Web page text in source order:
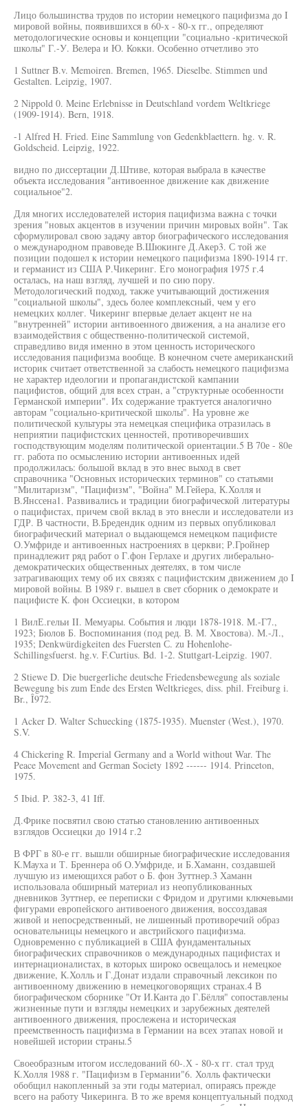
Лицо большинства трудов по истории немецкого пацифизма до I
мировой войны, появившихся в 60-х - 80-х гг., определяют
методологические основы и концепции "социально -критической
школы" Г.-У. Велера и Ю. Кокки. Особенно отчетливо это
1 Suttner B.v. Memoiren. Bremen, 1965. Dieselbe. Stimmen und
Gestalten. Leipzig, 1907.
2 Nippold 0. Meine Erlebnisse in Deutschland vordem Weltkriege
(1909-1914). Bern, 1918.
-1 Alfred H. Fried. Eine Sammlung von Gedenkblaettern. hg. v. R.
Goldscheid. Leipzig, 1922.
видно по диссертации Д.Штиве, которая выбрала в качестве
объекта исследования "антивоенное движение как движение
социальное"2.
Для многих исследователей история пацифизма важна с точки
зрения "новых акцентов в изучении причин мировых войн". Так
сформулировал свою задачу автор биографического исследования
о международном правоведе В.Шюкинге Д.Акер3. С той же
позиции подошел к истории немецкого пацифизма 1890-1914 гг.
и германист из США Р.Чикеринг. Его монография 1975 г.4
осталась, на наш взгляд, лучшей и по сию пору.
Методологический подход, также учитывающий достижения
"социальной школы", здесь более комплексный, чем у его
немецких коллег. Чикеринг впервые делает акцент не на
"внутренней" истории антивоенного движения, а на анализе его
взаимодействия с общественно-политической системой,
справедливо видя именно в этом ценность исторического
исследования пацифизма вообще. В конечном счете американский
историк считает ответственной за слабость немецкого пацифизма
не характер идеологии и пропагандистской кампании
пацифистов, общий для всех стран, а "структурные особенности
Германской империи". Их содержание трактуется аналогично
авторам "социально-критической школы". На уровне же
политической культуры эта немецкая специфика отразилась в
неприятии пацифистских ценностей, противоречивших
господствующим моделям политической ориентации.5 В 70е - 80е
гг. работа по осмыслению истории антивоенных идей
продолжилась: большой вклад в это внес выход в свет
справочника "Основных исторических терминов" со статьями
"Милитаризм", "Пацифизм", "Война" М.Гейера, К.Холля и
В.Янссена1. Развивались и традиции биографической литературы
о пацифистах, причем свой вклад в это внесли и исследователи из
ГДР. В частности, В.Бредендик одним из первых опубликовал
биографический материал о выдающемся немецком пацифисте
О.Умфриде и антивоенных настроениях в церкви; Р.Гройнер
принадлежит ряд работ о Г.фон Герлахе и других либерально-
демократических общественных деятелях, в том числе
затрагивающих тему об их связях с пацифистским движением до I
мировой войны. В 1989 г. вышел в свет сборник о демократе и
пацифисте К. фон Оссиецки, в котором
1 ВилЕ.гельи II. Мемуары. События и люди 1878-1918. М.-Г7.,
1923; Бюлов Б. Воспоминания (под ред. В. М. Хвостова). М.-Л.,
1935; Denkwürdigkeiten des Fuersten С. zu Hohenlohe-
Schillingsfuerst. hg.v. F.Curtius. Bd. 1-2. Stuttgart-Leipzig. 1907.
2 Stiewe D. Die buergerliche deutsche Friedensbewegung als soziale
Bewegung bis zum Ende des Ersten Weltkrieges, diss. phil. Freiburg i.
Br., Î972.
1 Acker D. Walter Schuecking (1875-1935). Muenster (West.), 1970.
S.V.
4 Chickering R. Imperial Germany and a World without War. The
Peace Movement and German Society 1892 ------ 1914. Princeton,
1975.
5 Ibid. P. 382-3, 41 Iff.
Д.Фрике посвятил свою статью становлению антивоенных
взглядов Оссиецки до 1914 г.2
В ФРГ в 80-е гг. вышли обширные биографические исследования
К.Мауха и Т. Бреннера об О.Умфриде, и Б.Хаманн, создавшей
лучшую из имеющихся работ о Б. фон Зуттнер.3 Хаманн
использовала обширный материал из неопубликованных
дневников Зуттнер, ее переписки с Фридом и другими ключевыми
фигурами европейского антивоеного движения, воссоздавая
живой и непосредственный, не лишенный противоречий образ
основательницы немецкого и австрийского пацифизма.
Одновременно с публикацией в США фундаментальных
биографических справочников о международных пацифистах и
интернационалистах, в которых широко освещалось и немецкое
движение, К.Холль и Г.Донат издали справочный лексикон по
антивоенному движению в немецкоговорящих странах.4 В
биографическом сборнике "От И.Канта до Г.Бёлля" сопоставлены
жизненные пути и взгляды немецких и зарубежных деятелей
антивоенного движения, прослежена и историческая
преемственность пацифизма в Германии на всех этапах новой и
новейшей истории страны.5
Своеобразным итогом исследований 60-.Х - 80-х гг. стал труд
К.Холля 1988 г. "Пацифизм в Германии"6. Холль фактически
обобщил накопленный за эти годы материал, опираясь прежде
всего на работу Чикеринга. В то же время концептуальный подход